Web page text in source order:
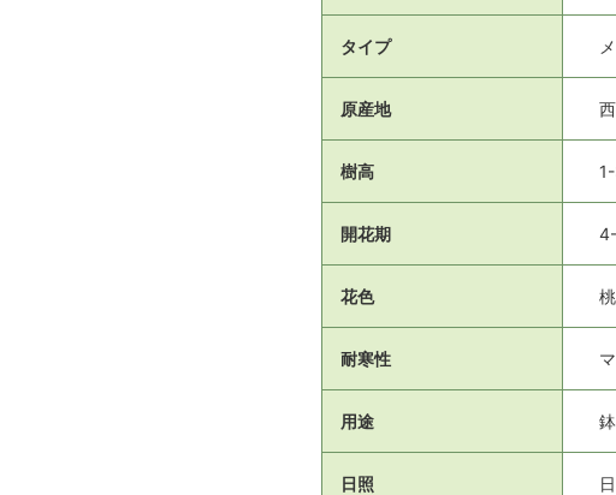
タイプ
原産地
樹高
開花期
花色
耐寒性
用途
日照